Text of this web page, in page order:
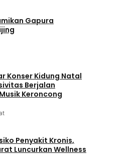
Gapura
Konser Kidung Natal
Berjalan
Keroncong
Penyakit Kronis,
Luncurkan Wellness